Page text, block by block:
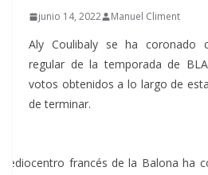
junio 14, 2022 Manuel Climent
Aly Coulibaly se ha coronado
regular de la temporada de
votos obtenidos a lo largo de
de terminar.
francés de la Balona ha